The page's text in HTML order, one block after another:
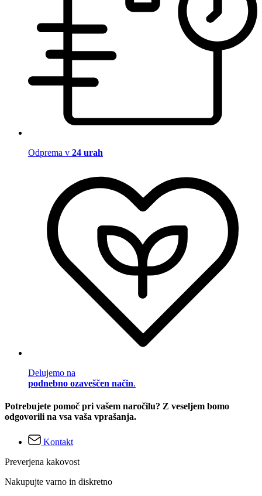
Odprema v 24 urah
Delujemo na
podnebno ozaveščen način.
Potrebujete pomoč pri vašem naročilu? Z veseljem bomo
odgovorili na vsa vaša vprašanja.
Kontakt
Preverjena kakovost
Nakupujte varno in diskretno